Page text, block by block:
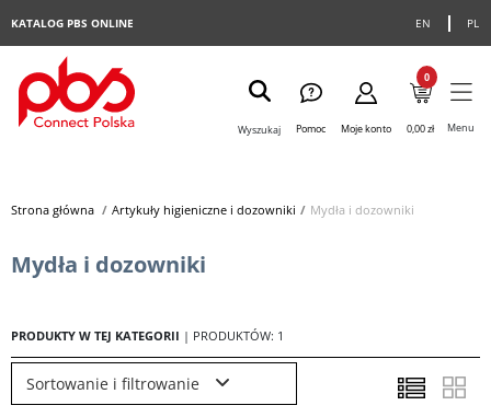
EN PL
KATALOG PBS ONLINE
Wyszukaj Pomoc Moje konto
0
0,00 zł Menu
Strona główna> Artykuły higieniczne i dozowniki> Mydła i dozowniki
Mydła i dozowniki
PRODUKTY W TEJ KATEGORII | PRODUKTÓW: 1
Sortowanie i filtrowanie